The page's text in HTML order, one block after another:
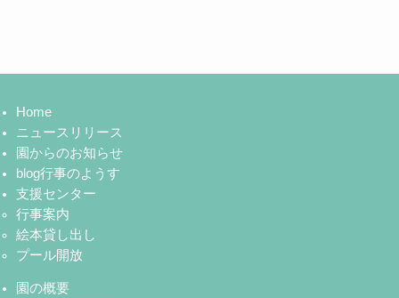
Home
ニュースリリース
園からのお知らせ
blog行事のようす
支援センター
行事案内
絵本貸し出し
プール開放
園の概要